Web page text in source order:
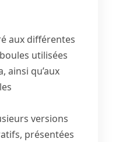
aux différentes
utilisées
ainsi qu’aux
versions
présentées